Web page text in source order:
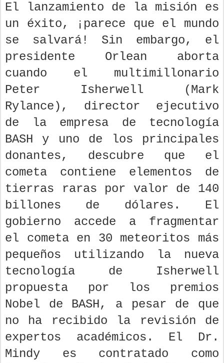
El lanzamiento de la misión es
un éxito, ¡parece que el mundo
se salvará! Sin embargo, el
presidente Orlean aborta
cuando el multimillonario
Peter Isherwell (Mark
Rylance), director ejecutivo
de la empresa de tecnología
BASH y uno de los principales
donantes, descubre que el
cometa contiene elementos de
tierras raras por valor de 140
billones de dólares. El
gobierno accede a fragmentar
el cometa en 30 meteoritos más
pequeños utilizando la nueva
tecnología de Isherwell
propuesta por los premios
Nobel de BASH, a pesar de que
no ha recibido la revisión de
expertos académicos. El Dr.
Mindy es contratado como